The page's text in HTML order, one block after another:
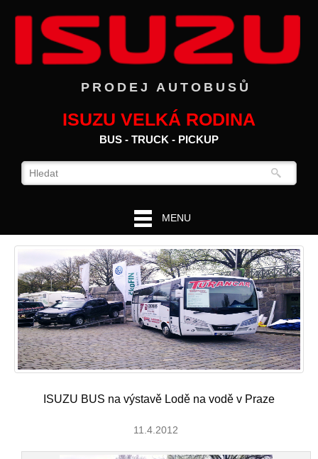
PRODEJ AUTOBUSŮ
ISUZU VELKÁ RODINA
BUS - TRUCK - PICKUP
MENU
ISUZU BUS na výstavě Lodě na vodě v Praze
11.4.2012